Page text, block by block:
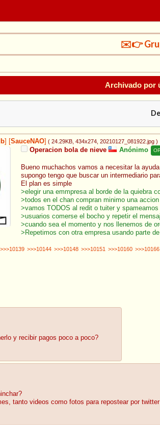
✉️👉
Archivado por
SauceNAO ( 24.29KB , 434x274 , 20210127_081922.jpg )
Operacion bola de nieve Anónimo OP
Bueno muchachos vamos a necesitar la
supongo tengo que buscar un intermediario
El plan es simple
>elegir una emmpresa al borde de la quiebra
>todos en el chan compran minimo una
>vamos TODOS al redit o tuiter y
>usuarios comerse el bocho y repetir el
>cuando sea el momento y nos llenemos de
>Repetimos con otra empresa usando parte
>>>10139 >>>10144 >>>10148 >>>10151 >>>10160 >>>10166
y recibir pagos poco a poco?
tanto videos como fotos para repostear por